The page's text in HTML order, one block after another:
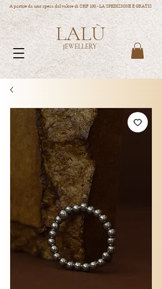
A partire da una spesa dal valore di CHF 100.- LA SPEDIZIONE È GRATIS
LALÙ
JEWELLERY